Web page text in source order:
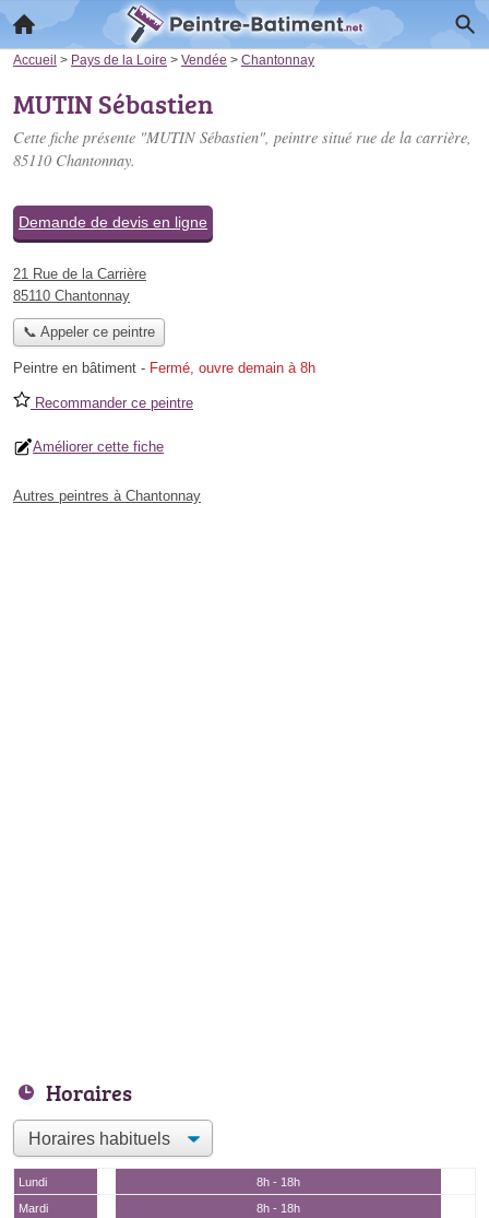
Accueil > Pays de la Loire > Vendée > Chantonnay
MUTIN Sébastien
Cette fiche présente "MUTIN Sébastien", peintre situé rue de la carrière,
85110 Chantonnay.
Demande de devis en ligne
21 Rue de la Carrière
85110 Chantonnay
📞 Appeler ce peintre
Peintre en bâtiment - Fermé, ouvre demain à 8h
Recommander ce peintre
Améliorer cette fiche
Autres peintres à Chantonnay
Horaires
Lundi
8h - 18h
Mardi
8h - 18h